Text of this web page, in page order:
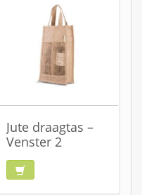
Jute draagtas –
Venster 2